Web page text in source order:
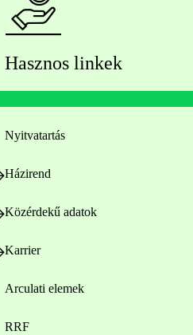
Hasznos linkek
Nyitvatartás
Házirend
Közérdekű adatok
Karrier
Arculati elemek
RRF